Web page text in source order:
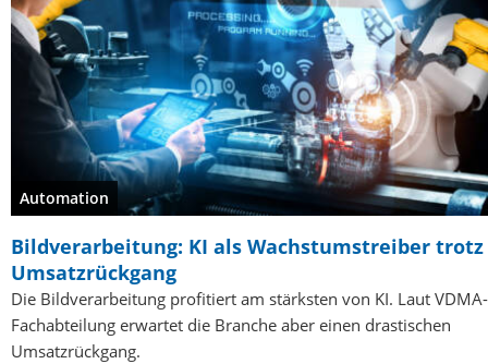
Automation
Bildverarbeitung: KI als Wachstumstreiber trotz
Umsatzrückgang
Die Bildverarbeitung profitiert am stärksten von KI. Laut VDMA-
Fachabteilung erwartet die Branche aber einen drastischen
Umsatzrückgang.